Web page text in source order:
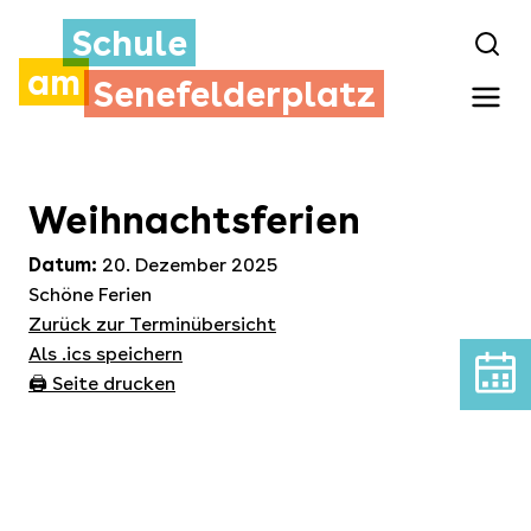
Schule
am Senefelderplatz
Weihnachtsferien
Datum: 20. Dezember 2025
Schöne Ferien
Zurück zur Terminübersicht
Als .ics speichern
🖨️ Seite drucken